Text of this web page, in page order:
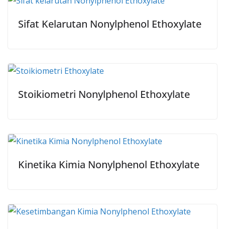
Sifat Kelarutan Nonylphenol Ethoxylate
Stoikiometri Nonylphenol Ethoxylate
Kinetika Kimia Nonylphenol Ethoxylate